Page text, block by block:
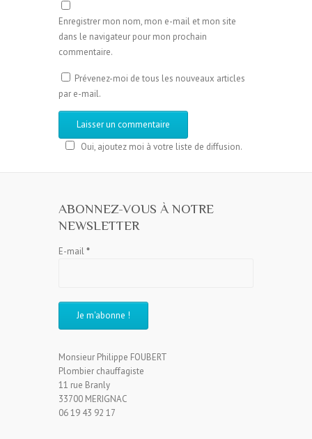
Enregistrer mon nom, mon e-mail et mon site
dans le navigateur pour mon prochain
commentaire.
Prévenez-moi de tous les nouveaux articles
par e-mail.
Oui, ajoutez moi à votre liste de diffusion.
ABONNEZ-VOUS À NOTRE
NEWSLETTER
E-mail*
Monsieur Philippe FOUBERT
Plombier chauffagiste
11 rue Branly
33700 MERIGNAC
06 19 43 92 17